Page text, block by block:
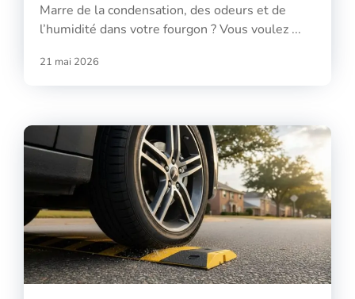
Marre de la condensation, des odeurs et de
l’humidité dans votre fourgon ? Vous voulez ...
21 mai 2026